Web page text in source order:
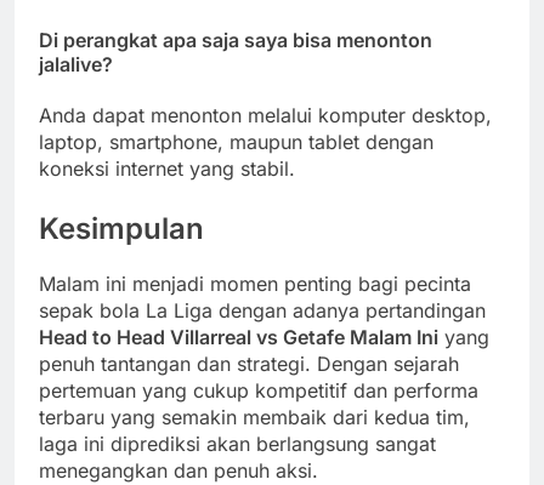
Di perangkat apa saja saya bisa menonton
jalalive?
Anda dapat menonton melalui komputer desktop,
laptop, smartphone, maupun tablet dengan
koneksi internet yang stabil.
Kesimpulan
Malam ini menjadi momen penting bagi pecinta
sepak bola La Liga dengan adanya pertandingan
Head to Head Villarreal vs Getafe Malam Ini yang
penuh tantangan dan strategi. Dengan sejarah
pertemuan yang cukup kompetitif dan performa
terbaru yang semakin membaik dari kedua tim,
laga ini diprediksi akan berlangsung sangat
menegangkan dan penuh aksi.